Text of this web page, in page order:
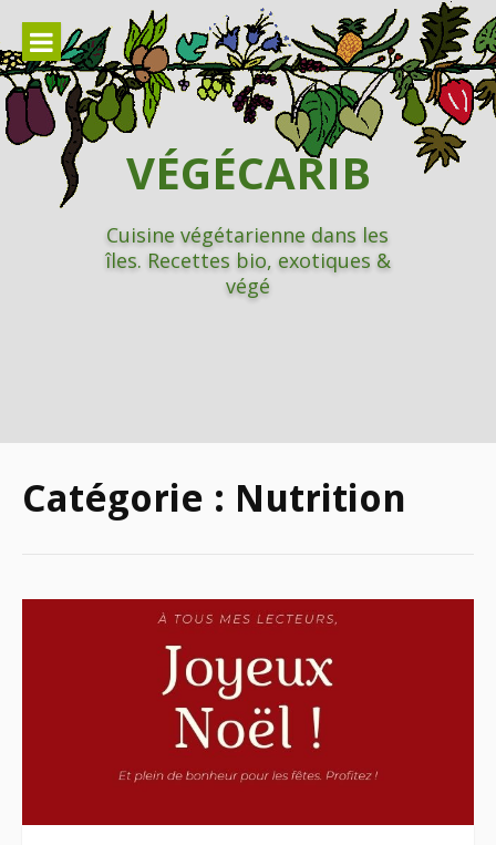
contenu
VÉGÉCARIB
Cuisine végétarienne dans les
îles. Recettes bio, exotiques &
végé
Catégorie : Nutrition